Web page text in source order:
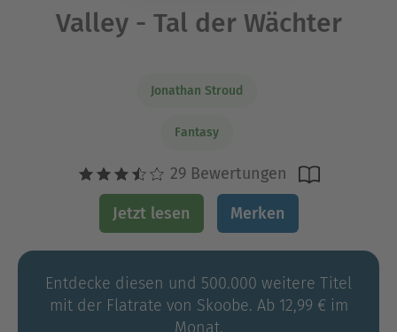
Valley - Tal der Wächter
Jonathan Stroud
Fantasy
29 Bewertungen
Jetzt lesen Merken
Entdecke diesen und 500.000 weitere Titel
mit der Flatrate von Skoobe. Ab 12,99 € im
Monat.